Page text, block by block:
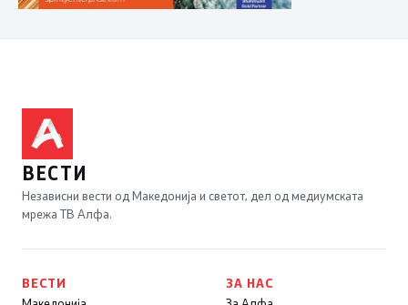
ВЕСТИ
Независни вести од Македонија и светот, дел од медиумската
мрежа ТВ Алфа.
ВЕСТИ
ЗА НАС